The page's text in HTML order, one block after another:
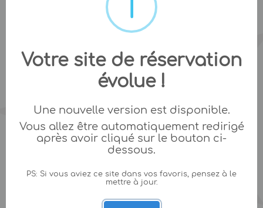
Votre site de réservation
évolue !
Une nouvelle version est disponible.
Vous allez être automatiquement redirigé
après avoir cliqué sur le bouton ci-
dessous.
PS: Si vous aviez ce site dans vos favoris, pensez à le
mettre à jour.